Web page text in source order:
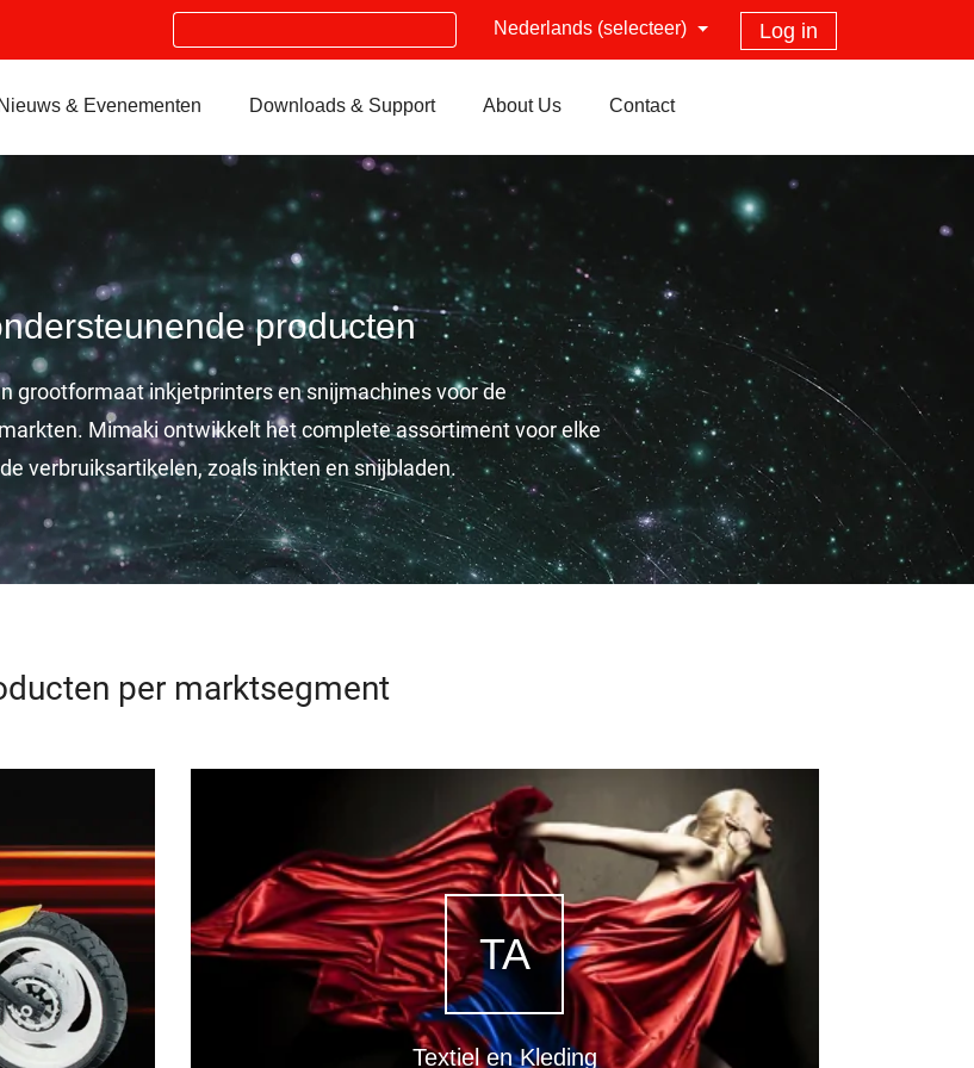
Log in
Nederlands (selecteer)
Search
Nieuws & Evenementen Downloads & Support About Us Contact
producten
grootformaat inkjetprinters en snijmachines voor de
Mimaki ontwikkelt het complete assortiment voor elke
verbruiksartikelen, zoals inkten en snijbladen.
per marktsegment
TA
Textiel en Kleding